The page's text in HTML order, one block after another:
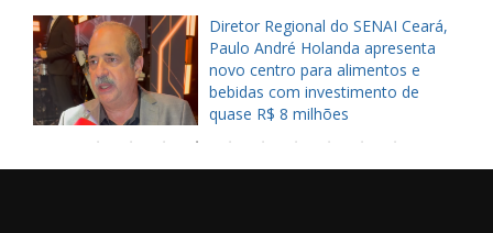
Diretor Regional do SENAI Ceará,
Paulo André Holanda apresenta
novo centro para alimentos e
bebidas com investimento de
quase R$ 8 milhões